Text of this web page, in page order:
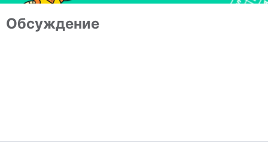
Обсуждение